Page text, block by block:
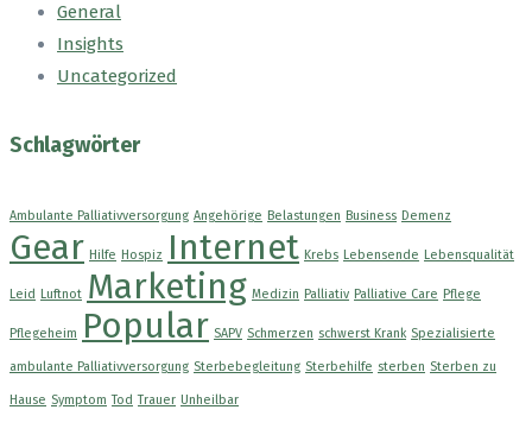
General
Insights
Uncategorized
Schlagwörter
Ambulante Palliativversorgung Angehörige Belastungen Business Demenz
Gear Hilfe Hospiz Internet Krebs Lebensende Lebensqualität
Leid Luftnot Marketing Medizin Palliativ Palliative Care Pflege
Pflegeheim Popular SAPV Schmerzen schwerst Krank Spezialisierte
ambulante Palliativversorgung Sterbebegleitung Sterbehilfe sterben Sterben zu
Hause Symptom Tod Trauer Unheilbar